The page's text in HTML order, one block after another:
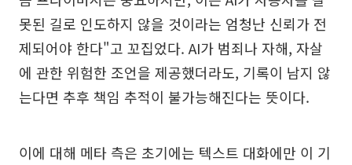
못된 길로 인도하지 않을 것이라는 엄청난 신뢰가 전
제되어야 한다"고 꼬집었다. AI가 범죄나 자해, 자살
에 관한 위험한 조언을 제공했더라도, 기록이 남지 않
는다면 추후 책임 추적이 불가능해진다는 뜻이다.
이에 대해 메타 측은 초기에는 텍스트 대화에만 이 기